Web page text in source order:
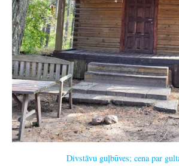
Divstāvu guļbūves; cena par